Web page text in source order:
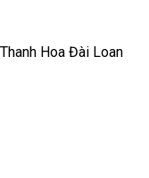
Hoa Đài Loan